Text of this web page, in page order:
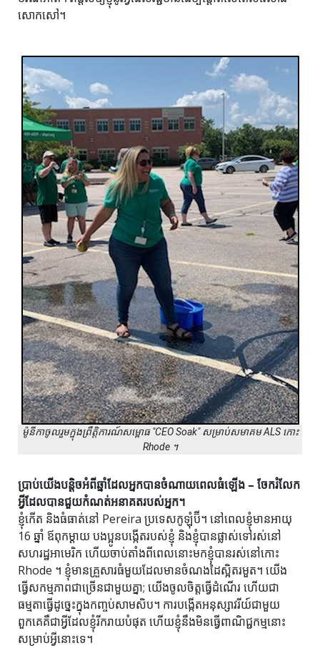
សោកសៅ។
ម៉ូនីកាចូលរួមក្នុងព្រឹត្តិការណ៍សម្ពោធ "CEO Soak" សម្រាប់សមាគម ALS កោះ
Rhode ។
ប្រាប់យើងបន្តិចអំពីឆ្នាំដែលអ្នកបានចំណាយពេលធំឡើង – ចែករំលែក
អ្វីដែលបានជួយកំណត់អនាគតរបស់អ្នក។
ខ្ញុំកើត និងធំធាត់នៅ Pereira ប្រទេសកូឡុំប៊ី។ នៅពេលខ្ញុំមានអាយុ
16 ឆ្នាំ ឪពុកម្តាយ បងប្អូនបង្កើតរបស់ខ្ញុំ និងខ្ញុំបានផ្លាស់ទៅរស់នៅ
សហរដ្ឋអាមេរិក ហើយចាប់តាំងពីពេលនោះមកខ្ញុំបានរស់នៅកោះ
Rhode ។ ខ្ញុំ​មាន​គ្រួសារ​ធំ​មួយ​ដែល​មាន​ចំណង​ដៃ​ស្អិត​រមួត។ យើង
ធ្វើសកម្មភាពជាច្រើនជាមួយគ្នា; យើងចូលចិត្តធ្វើដំណើរ ហើយជា
ធម្មតាធ្វើដូច្នេះក្នុងកញ្ចប់សាមសិប។ ការបង្កើតអនុស្សាវរីយ៍ជាមួយ
ពួកគេគឺជាអ្វីដែលខ្ញុំរីករាយបំផុត ហើយខ្ញុំនឹងមិនធ្វើពាណិជ្ជកម្មនោះ
សម្រាប់អ្វីនោះទេ។